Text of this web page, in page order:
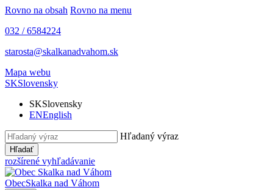
Rovno na obsah Rovno na menu
032 / 6584224
starosta@skalkanadvahom.sk
Mapa webu
SKSlovensky
SKSlovensky
ENEnglish
Hľadaný výraz
Hľadať
rozšírené vyhľadávanie
ObecSkalka nad Váhom